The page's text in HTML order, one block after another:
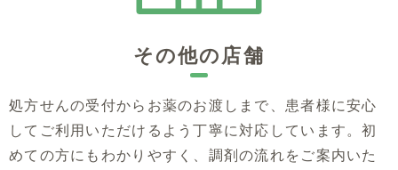
その他の店舗
処方せんの受付からお薬のお渡しまで、患者様に安心
してご利用いただけるよう丁寧に対応しています。初
めての方にもわかりやすく、調剤の流れをご案内いた